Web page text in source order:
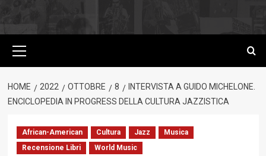
principale
HOME 2022 OTTOBRE 8
INTERVISTA A GUIDO MICHELONE.
ENCICLOPEDIA IN PROGRESS DELLA CULTURA JAZZISTICA
African-American Cultura Jazz
Musica
Recensione Libri
World Music